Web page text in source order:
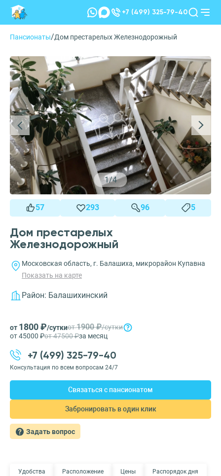
+7 (499) 325-79-40
Пансионаты/Дом престарелых Железнодорожный
1/4
57 293 96 5
Дом престарелых
Железнодорожный
Московская область, г. Балашиха, микрорайон Купавна
Показать на карте
Район: Балашихинский
от 1800 ₽/суткиот1900 ₽/сутки
от 45000 ₽от 47500 ₽за месяц
+7 (499) 325-79-40
Консультация по всем вопросам 24/7
Связаться с пансионатом
Забронировать в один клик
Задать вопрос
Удобства Расположение Цены Распорядок дня